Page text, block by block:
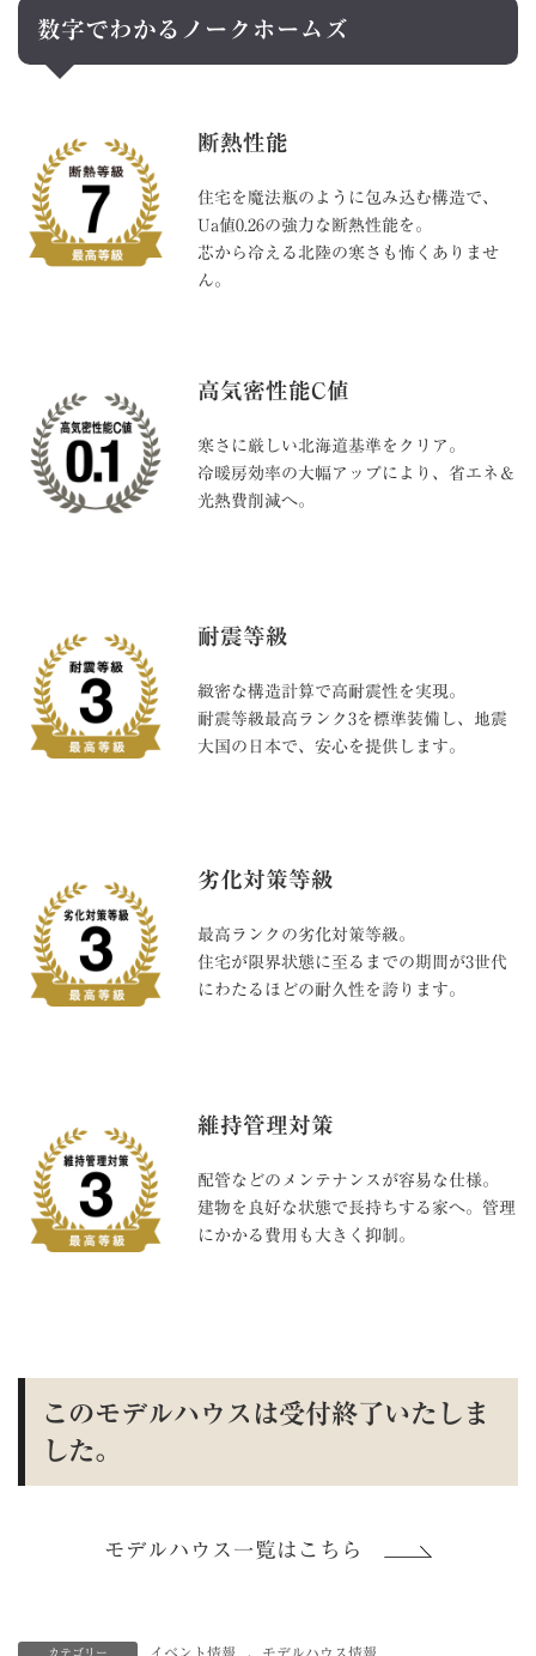
数字でわかるノークホームズ
断熱性能
住宅を魔法瓶のように包み込む構造で、
Ua値0.26の強力な断熱性能を。
芯から冷える北陸の寒さも怖くありませ
ん。
高気密性能C値
寒さに厳しい北海道基準をクリア。
冷暖房効率の大幅アップにより、省エネ＆
光熱費削減へ。
耐震等級
緻密な構造計算で高耐震性を実現。
耐震等級最高ランク3を標準装備し、地震
大国の日本で、安心を提供します。
劣化対策等級
最高ランクの劣化対策等級。
住宅が限界状態に至るまでの期間が3世代
にわたるほどの耐久性を誇ります。
維持管理対策
配管などのメンテナンスが容易な仕様。
建物を良好な状態で長持ちする家へ。管理
にかかる費用も大きく抑制。
このモデルハウスは受付終了いたしま
した。
モデルハウス一覧はこちら
カテゴリー イベント情報 、 モデルハウス情報